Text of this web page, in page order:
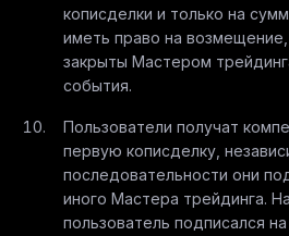
кописделки и только на
иметь право на
закрыты Мастером
события.
Пользователи получат
первую кописделку,
последовательности они
иного Мастера трейдинга.
пользователь подписался